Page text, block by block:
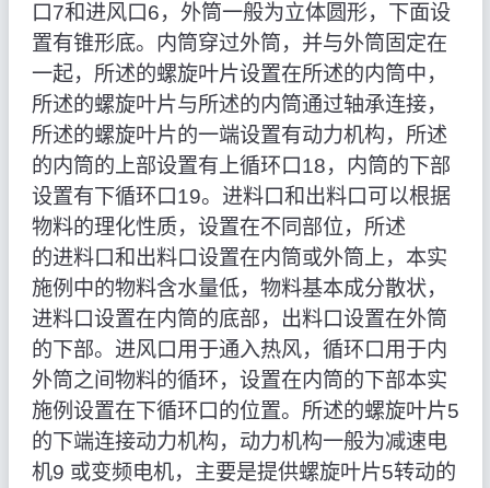
口7和进风口6，外筒一般为立体圆形，下面设
置有锥形底。内筒穿过外筒，并与外筒固定在
一起，所述的螺旋叶片设置在所述的内筒中，
所述的螺旋叶片与所述的内筒通过轴承连接，
所述的螺旋叶片的一端设置有动力机构，所述
的内筒的上部设置有上循环口18，内筒的下部
设置有下循环口19。进料口和出料口可以根据
物料的理化性质，设置在不同部位，所述
的进料口和出料口设置在内筒或外筒上，本实
施例中的物料含水量低，物料基本成分散状，
进料口设置在内筒的底部，出料口设置在外筒
的下部。进风口用于通入热风，循环口用于内
外筒之间物料的循环，设置在内筒的下部本实
施例设置在下循环口的位置。所述的螺旋叶片5
的下端连接动力机构，动力机构一般为减速电
机9 或变频电机，主要是提供螺旋叶片5转动的